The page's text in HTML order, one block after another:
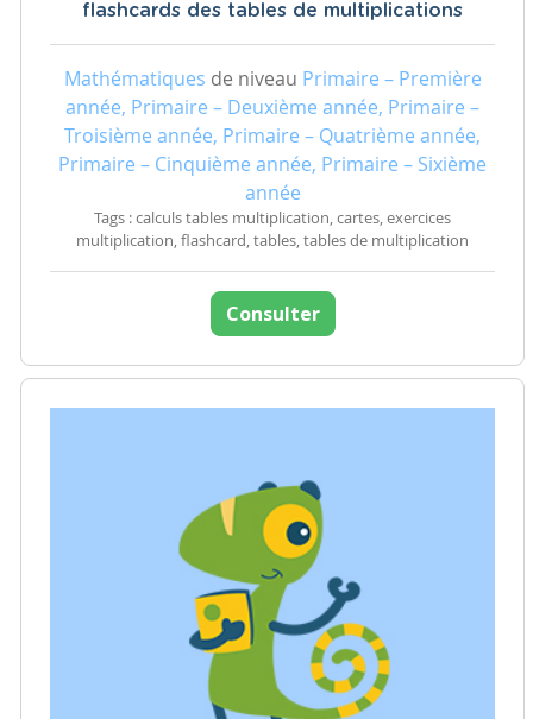
flashcards des tables de multiplications
Mathématiques de niveau Primaire – Première
année, Primaire – Deuxième année, Primaire –
Troisième année, Primaire – Quatrième année,
Primaire – Cinquième année, Primaire – Sixième
année
Tags : calculs tables multiplication, cartes, exercices
multiplication, flashcard, tables, tables de multiplication
Consulter